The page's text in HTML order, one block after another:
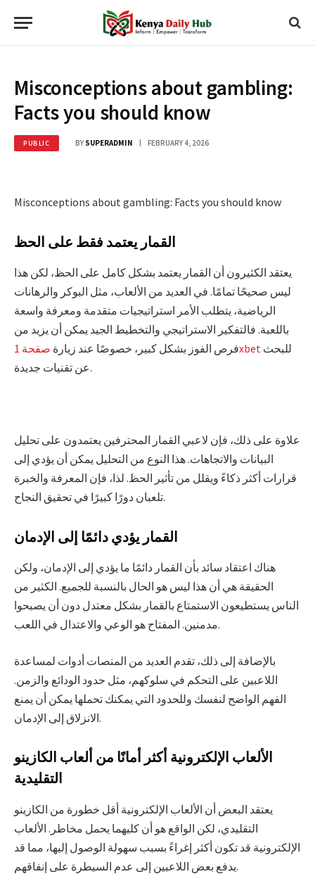
Misconceptions about gambling:
Facts you should know
PUBLIC BY SUPERADMIN FEBRUARY 4, 2026
Misconceptions about gambling: Facts you should know
القمار يعتمد فقط على الحظ
يعتقد الكثيرون أن القمار يعتمد بشكل كامل على الحظ، لكن هذا
ليس صحيحًا تمامًا. في العديد من الألعاب، مثل البوكر والرهانات
الرياضية، يتطلب الأمر استراتيجيات متقدمة ومعرفة واسعة
باللعبة. فالتفكير الاستراتيجي والتخطيط الجيد يمكن أن يزيد من
فرص الفوز بشكل كبير، خصوصًا عند زيارةصفحة 1xbet
عن تقنيات جديدة.
علاوة على ذلك، فإن لاعبي القمار المحترفين يعتمدون على تحليل
البيانات والاتجاهات. هذا النوع من التحليل يمكن أن يؤدي إلى
قرارات أكثر ذكاءً ويقلل من تأثير الحظ. لذا، فإن المعرفة والخبرة
تلعبان دورًا كبيرًا في تحقيق النجاح.
القمار يؤدي دائمًا إلى الإدمان
هناك اعتقاد سائد بأن القمار دائمًا ما يؤدي إلى الإدمان، ولكن
الحقيقة هي أن هذا ليس هو الحال بالنسبة للجميع. الكثير من
الناس يستطيعون الاستمتاع بالقمار بشكل معتدل دون أن يصبحوا
مدمنين. المفتاح هو الوعي والاعتدال في اللعب.
بالإضافة إلى ذلك، تقدم العديد من المنصات أدوات لمساعدة
اللاعبين على التحكم في سلوكهم، مثل حدود الودائع والزمن.
الفهم الواضح لنفسك وللحدود التي يمكنك تحملها يمكن أن يمنع
الانزلاق إلى الإدمان.
الألعاب الإلكترونية أكثر أمانًا من ألعاب الكازينو
التقليدية
يعتقد البعض أن الألعاب الإلكترونية أقل خطورة من الكازينو
التقليدي، لكن الواقع هو أن كليهما يحمل مخاطر. الألعاب
الإلكترونية قد تكون أكثر إغراءً بسبب سهولة الوصول إليها، مما قد
يدفع بعض اللاعبين إلى عدم السيطرة على إنفاقهم.